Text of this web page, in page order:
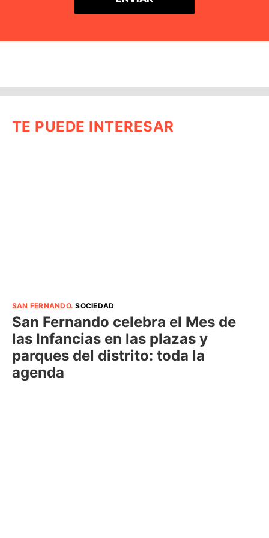
TE PUEDE INTERESAR
SAN FERNANDO.SOCIEDAD
San Fernando celebra el Mes de
las Infancias en las plazas y
parques del distrito: toda la
agenda